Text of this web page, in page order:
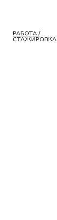
РАБОТА /
СТАЖИРОВКА